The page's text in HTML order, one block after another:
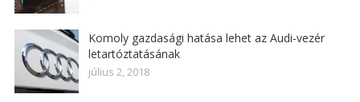
Komoly gazdasági hatása lehet az Audi-vezér
letartóztatásának
július 2, 2018